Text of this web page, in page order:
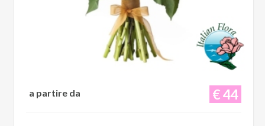
€ 44
a partire da